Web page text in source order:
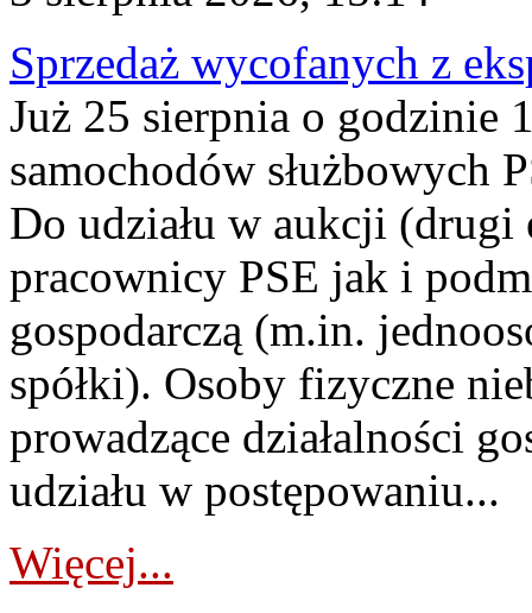
Sprzedaż wycofanych z
Już 25 sierpnia o godzinie
samochodów służbowych
Do udziału w aukcji (drugi
pracownicy PSE jak i
gospodarczą (m.in.
spółki). Osoby fizyczne
prowadzące działalności
udziału w postępowaniu...
Więcej...